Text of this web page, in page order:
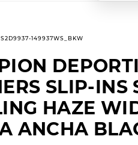
149937WS_BKW
SLIP-INS
HAZE
ANCHA